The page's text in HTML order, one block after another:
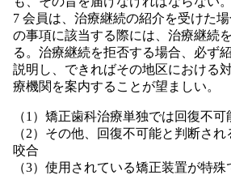
7 会員は、治療継続の紹介を受けた
の事項に該当する際には、治療継続
る。治療継続を拒否する場合、必ず
説明し、できればその地区における
療機関を案内することが望ましい。
（1）矯正歯科治療単独では回復不
（2）その他、回復不可能と判断さ
咬合
（3）使用されている矯正装置が特